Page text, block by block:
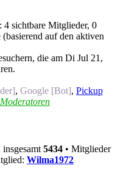
4 sichtbare Mitglieder, 0
auf den aktiven
die am Di Jul 21,
, Google [Bot], Pickup
insgesamt 5434 • Mitglieder
Wilma1972